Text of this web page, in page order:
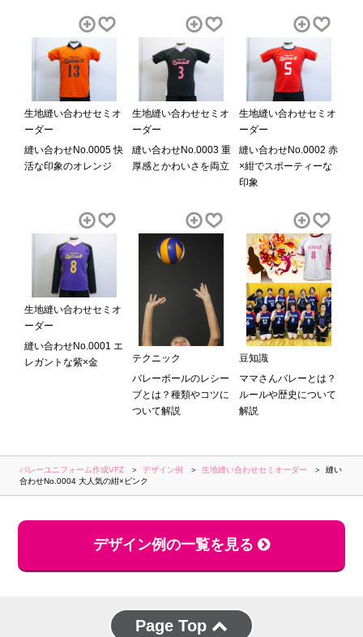
生地縫い合わせセミオ
ーダー
縫い合わせNo.0005 快
活な印象のオレンジ
生地縫い合わせセミオ
ーダー
縫い合わせNo.0003 重
厚感とかわいさを両立
生地縫い合わせセミオ
ーダー
縫い合わせNo.0002 赤
×紺でスポーティーな
印象
生地縫い合わせセミオ
ーダー
縫い合わせNo.0001 エ
レガントな紫×金
テクニック
バレーボールのレシー
ブとは？種類やコツに
ついて解説
豆知識
ママさんバレーとは？
ルールや歴史について
解説
バレーユニフォーム作成VFZ デザイン例 生地縫い合わせセミオーダー
縫い
合わせNo.0004 大人気の紺×ピンク
デザイン例の一覧を見る
Page Top